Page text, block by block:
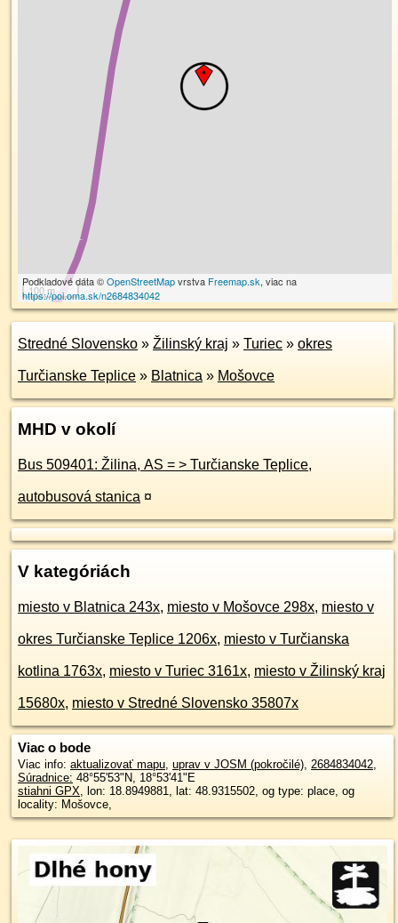
100 m
Podkladové dáta ©OpenStreetMapvrstva Freemap.sk, viac na
https://poi.oma.sk/n2684834042
Stredné Slovensko » Žilinský kraj » Turiec » okres
Turčianske Teplice » Blatnica » Mošovce
MHD v okolí
Bus 509401: Žilina, AS = > Turčianske Teplice,
autobusová stanica ¤
V kategóriách
miesto v Blatnica 243x, miesto v Mošovce 298x, miesto v
okres Turčianske Teplice 1206x, miesto v Turčianska
kotlina 1763x, miesto v Turiec 3161x, miesto v Žilinský kraj
15680x, miesto v Stredné Slovensko 35807x
Viac o bode
Viac info: aktualizovať mapu, uprav v JOSM (pokročilé), 2684834042,
Súradnice: 48°55'53"N, 18°53'41"E
stiahni GPX, lon: 18.8949881, lat: 48.9315502, og type: place, og
locality: Mošovce,